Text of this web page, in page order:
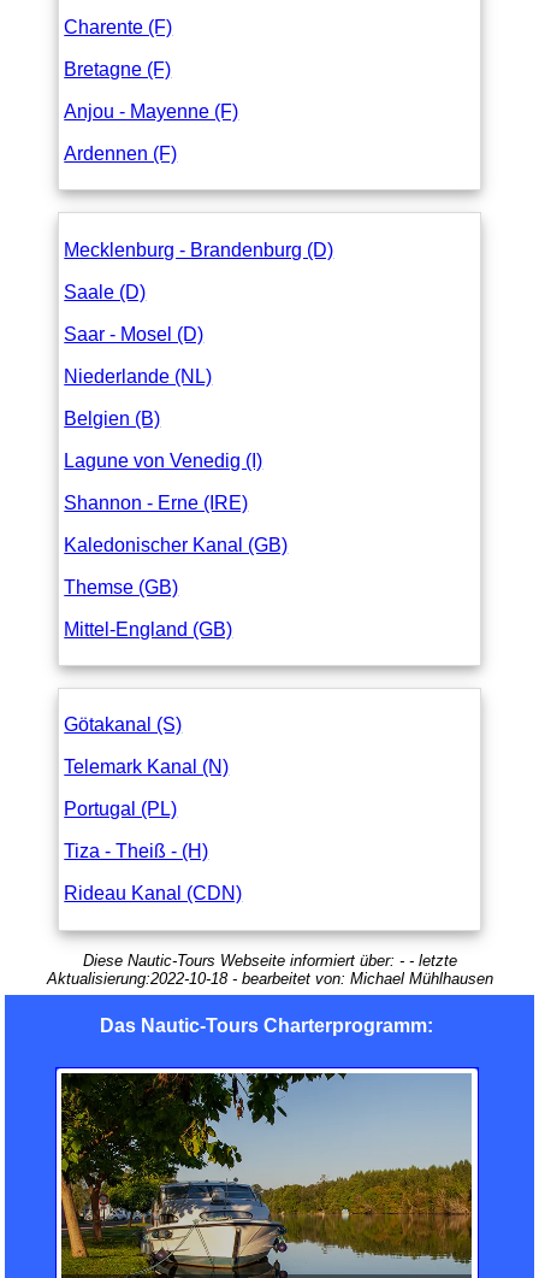
Charente (F)
Bretagne (F)
Anjou - Mayenne (F)
Ardennen (F)
Mecklenburg - Brandenburg (D)
Saale (D)
Saar - Mosel (D)
Niederlande (NL)
Belgien (B)
Lagune von Venedig (I)
Shannon - Erne (IRE)
Kaledonischer Kanal (GB)
Themse (GB)
Mittel-England (GB)
Götakanal (S)
Telemark Kanal (N)
Portugal (PL)
Tiza - Theiß - (H)
Rideau Kanal (CDN)
Diese Nautic-Tours Webseite informiert über: -- letzte
Aktualisierung:2022-10-18- bearbeitet von: Michael Mühlhausen
Das Nautic-Tours Charterprogramm: